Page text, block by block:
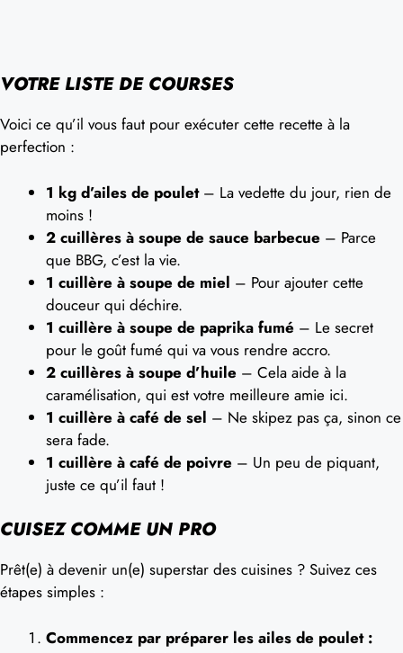
VOTRE LISTE DE COURSES
Voici ce qu’il vous faut pour exécuter cette recette à la
perfection :
1 kg d’ailes de poulet– La vedette du jour, rien de
moins !
2 cuillères à soupe de sauce barbecue – Parce
que BBG, c’est la vie.
1 cuillère à soupe de miel – Pour ajouter cette
douceur qui déchire.
1 cuillère à soupe de paprika fumé – Le secret
pour le goût fumé qui va vous rendre accro.
2 cuillères à soupe d’huile – Cela aide à la
caramélisation, qui est votre meilleure amie ici.
1 cuillère à café de sel – Ne skipez pas ça, sinon ce
sera fade.
1 cuillère à café de poivre – Un peu de piquant,
juste ce qu’il faut !
CUISEZ COMME UN PRO
Prêt(e) à devenir un(e) superstar des cuisines ? Suivez ces
étapes simples :
Commencez par préparer les ailes de poulet :